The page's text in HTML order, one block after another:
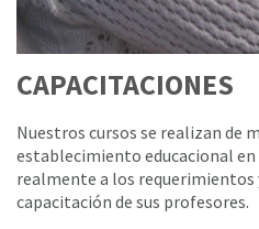
CAPACITACIONES
Nuestros cursos se realizan de
establecimiento educacional
realmente a los requerimientos
capacitación de sus profesores.